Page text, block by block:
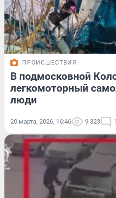
ПРОИСШЕСТВИЯ
В подмосковной
легкомоторный
люди
20 марта, 2026, 16:46 9 323